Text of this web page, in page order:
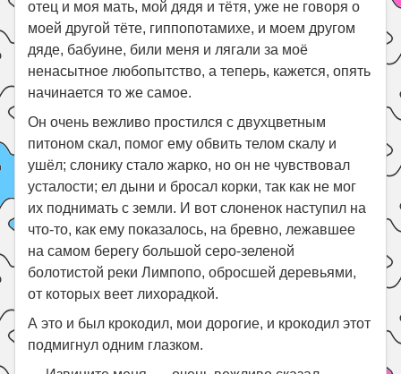
отец и моя мать, мой дядя и тётя, уже не говоря о
моей другой тёте, гиппопотамихе, и моем другом
дяде, бабуине, били меня и лягали за моё
ненасытное любопытство, а теперь, кажется, опять
начинается то же самое.
Он очень вежливо простился с двухцветным
питоном скал, помог ему обвить телом скалу и
ушёл; слонику стало жарко, но он не чувствовал
усталости; ел дыни и бросал корки, так как не мог
их поднимать с земли. И вот слоненок наступил на
что-то, как ему показалось, на бревно, лежавшее
на самом берегу большой серо-зеленой
болотистой реки Лимпопо, обросшей деревьями,
от которых веет лихорадкой.
А это и был крокодил, мои дорогие, и крокодил этот
подмигнул одним глазком.